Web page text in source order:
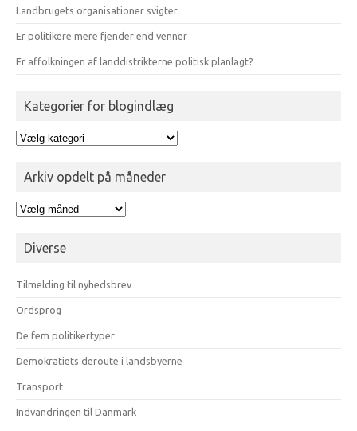
Landbrugets organisationer svigter
Er politikere mere fjender end venner
Er affolkningen af landdistrikterne politisk planlagt?
Kategorier for blogindlæg
Kategorier
Arkiv opdelt på måneder
Arkiv
måneder
Diverse
Tilmelding til nyhedsbrev
Ordsprog
De fem politikertyper
Demokratiets deroute i landsbyerne
Transport
Indvandringen til Danmark